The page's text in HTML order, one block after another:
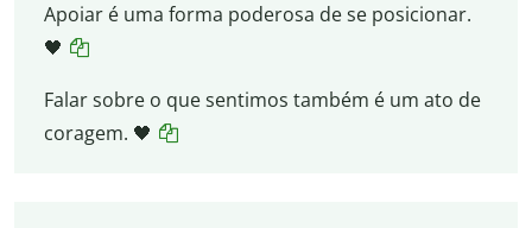
Apoiar é uma forma poderosa de se posicionar.
🖤
Falar sobre o que sentimos também é um ato de
coragem. 🖤